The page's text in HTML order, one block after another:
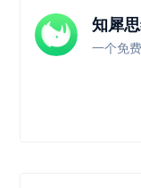
知犀
一个免